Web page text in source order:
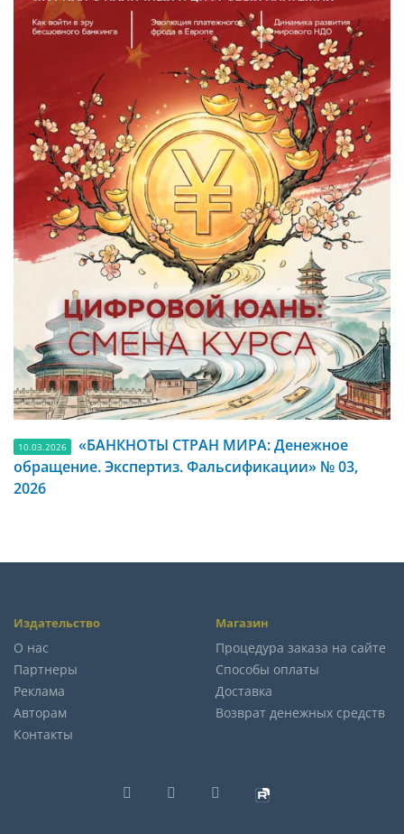
10.03.2026
«БАНКНОТЫ СТРАН МИРА: Денежное
обращение. Экспертиз. Фальсификации» № 03,
2026
Издательство
О нас
Партнеры
Реклама
Авторам
Контакты
Магазин
Процедура заказа на сайте
Способы оплаты
Доставка
Возврат денежных средств